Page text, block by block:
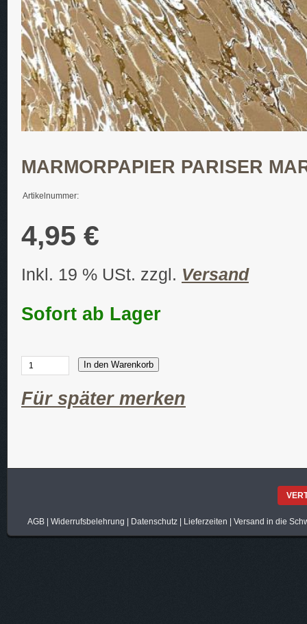
MARMORPAPIER PARISER
Artikelnummer:
4,95 €
Inkl. 19 % USt. zzgl. Versand
Sofort ab Lager
In den Warenkorb
Für später merken
AGB| Widerrufsbelehrung Datenschutz| Lieferzeiten Versand in die